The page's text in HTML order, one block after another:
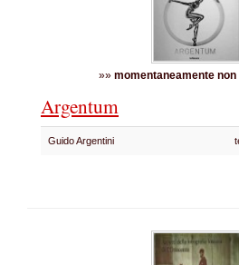
»» momentaneamente
Argentum
Guido Argentini